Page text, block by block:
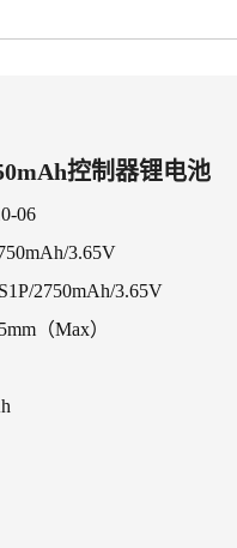
控制器锂电池
06
3.65V
2750mAh/3.65V
（Max）